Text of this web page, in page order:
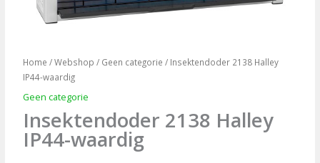
Home /Webshop / Geen categorie / Insektendoder 2138 Halley
IP44-waardig
Geen categorie
Insektendoder 2138 Halley
IP44-waardig